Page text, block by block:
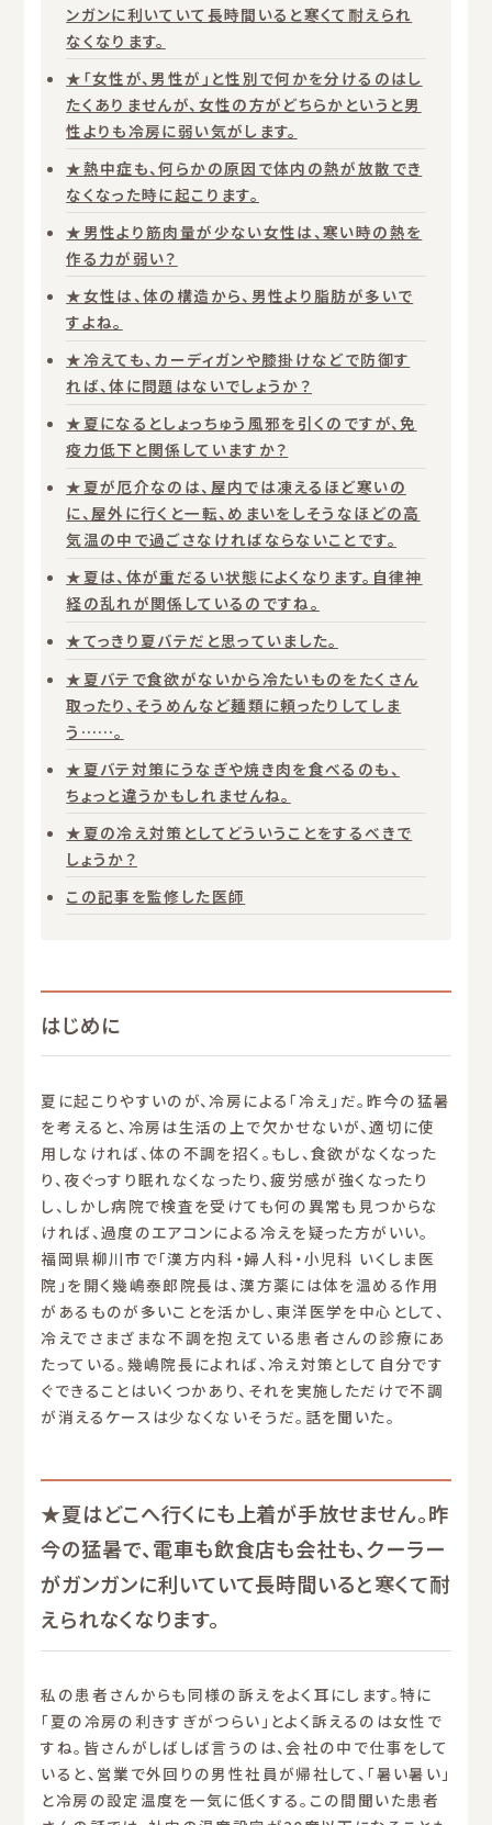
ンガンに利いていて長時間いると寒くて耐えられ
なくなります。
★「女性が、男性が」と性別で何かを分けるのはし
たくありませんが、女性の方がどちらかというと男
性よりも冷房に弱い気がします。
★熱中症も、何らかの原因で体内の熱が放散でき
なくなった時に起こります。
★男性より筋肉量が少ない女性は、寒い時の熱を
作る力が弱い？
★女性は、体の構造から、男性より脂肪が多いで
すよね。
★冷えても、カーディガンや膝掛けなどで防御す
れば、体に問題はないでしょうか？
★夏になるとしょっちゅう風邪を引くのですが、免
疫力低下と関係していますか？
★夏が厄介なのは、屋内では凍えるほど寒いの
に、屋外に行くと一転、めまいをしそうなほどの高
気温の中で過ごさなければならないことです。
★夏は、体が重だるい状態によくなります。自律神
経の乱れが関係しているのですね。
★てっきり夏バテだと思っていました。
★夏バテで食欲がないから冷たいものをたくさん
取ったり、そうめんなど麺類に頼ったりしてしま
う……。
★夏バテ対策にうなぎや焼き肉を食べるのも、
ちょっと違うかもしれませんね。
★夏の冷え対策としてどういうことをするべきで
しょうか？
この記事を監修した医師
はじめに
夏に起こりやすいのが、冷房による「冷え」だ。昨今の猛暑
を考えると、冷房は生活の上で欠かせないが、適切に使
用しなければ、体の不調を招く。もし、食欲がなくなった
り、夜ぐっすり眠れなくなったり、疲労感が強くなったり
し、しかし病院で検査を受けても何の異常も見つからな
ければ、過度のエアコンによる冷えを疑った方がいい。
福岡県柳川市で「漢方内科・婦人科・小児科 いくしま医
院」を開く幾嶋泰郎院長は、漢方薬には体を温める作用
があるものが多いことを活かし、東洋医学を中心として、
冷えでさまざまな不調を抱えている患者さんの診療にあ
たっている。幾嶋院長によれば、冷え対策として自分です
ぐできることはいくつかあり、それを実施しただけで不調
が消えるケースは少なくないそうだ。話を聞いた。
★夏はどこへ行くにも上着が手放せません。昨
今の猛暑で、電車も飲食店も会社も、クーラー
がガンガンに利いていて長時間いると寒くて耐
えられなくなります。
私の患者さんからも同様の訴えをよく耳にします。特に
「夏の冷房の利きすぎがつらい」とよく訴えるのは女性で
すね。皆さんがしばしば言うのは、会社の中で仕事をして
いると、営業で外回りの男性社員が帰社して、「暑い暑い」
と冷房の設定温度を一気に低くする。この間聞いた患者